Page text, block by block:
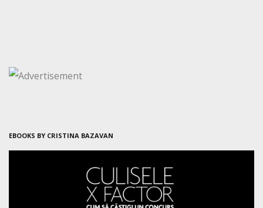
EBOOKS BY CRISTINA BAZAVAN